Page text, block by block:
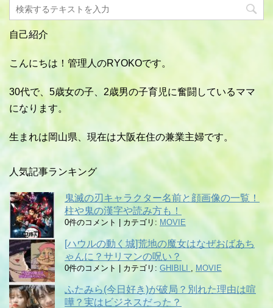
自己紹介
こんにちは！管理人のRYOKOです。
30代で、5歳女の子、2歳男の子育児に奮闘しているママ
になります。
生まれは岡山県、現在は大阪在住の兼業主婦です。
人気記事ランキング
鬼滅の刃キャラクター名前と顔画像の一覧！
柱や鬼の漢字や読み方も！
0件のコメント カテゴリ: MOVIE
[ハウルの動く城]荒地の魔女はなぜおばあち
ゃんに？サリマンの呪い？
0件のコメント カテゴリ: GHIBILI , MOVIE
ふたみら(今日好き)が破局？別れた理由は喧
嘩？実はビジネスだった？